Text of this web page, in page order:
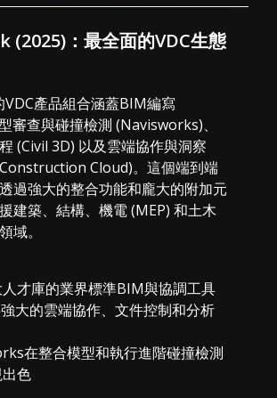
(2025)：最全面的VDC生態
產品組合涵蓋BIM編寫
審查與碰撞檢測 (Navisworks)、
(Civil 3D) 以及雲端協作與洞察
Cloud)。這個端到端
過強大的整合功能和龐大的附加元
建築、結構、機電 (MEP) 和土木
域。
才庫的業界標準BIM與協調工具
大的雲端協作、文件控制和分析
在整合模型和執行進階碰撞檢測
色